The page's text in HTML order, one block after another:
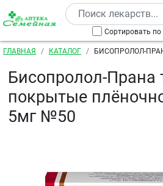
Перейти к основному содержанию
Сортировать по
Строка навигации
ГЛАВНАЯ КАТАЛОГ
БИСОПРОЛОЛ-
Бисопролол-Прана
покрытые
5мг №50